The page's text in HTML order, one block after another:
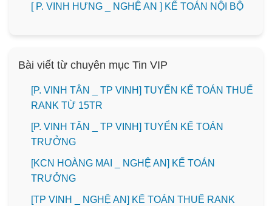
[ P. VINH HƯNG _ NGHỆ AN ] KẾ TOÁN NỘI BỘ
Bài viết từ chuyên mục Tin VIP
[P. VINH TÂN _ TP VINH] TUYỂN KẾ TOÁN THUẾ
RANK TỪ 15TR
[P. VINH TÂN _ TP VINH] TUYỂN KẾ TOÁN
TRƯỞNG
️[KCN HOÀNG MAI _ NGHỆ AN] KẾ TOÁN
TRƯỞNG
[TP VINH _ NGHỆ AN] KẾ TOÁN THUẾ RANK